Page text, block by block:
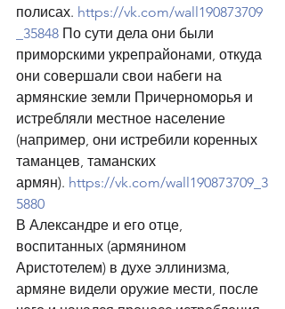
полисах. https://vk.com/wall190873709
_35848 По сути дела они были
приморскими укрепрайонами, откуда
они совершали свои набеги на
армянские земли Причерноморья и
истребляли местное население
(например, они истребили коренных
таманцев, таманских
армян). https://vk.com/wall190873709_3
5880
В Александре и его отце,
воспитанных (армянином
Аристотелем) в духе эллинизма,
армяне видели оружие мести, после